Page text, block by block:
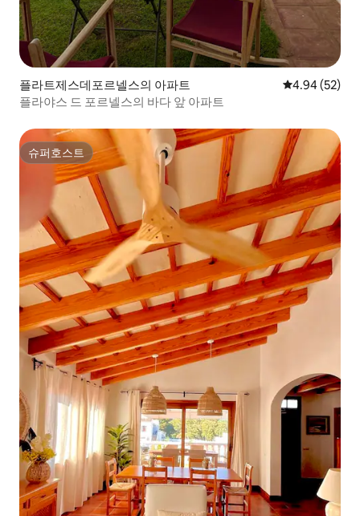
플라트제스데포르넬스의 아파트 평점 4.94점(5
4.94 (52)
플라야스 드 포르넬스의 바다 앞 아파트
슈퍼호스트
슈퍼호스트